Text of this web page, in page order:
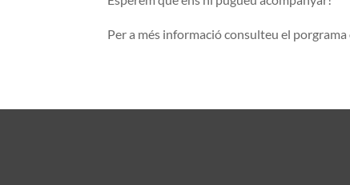
Per a més informació consulteu el